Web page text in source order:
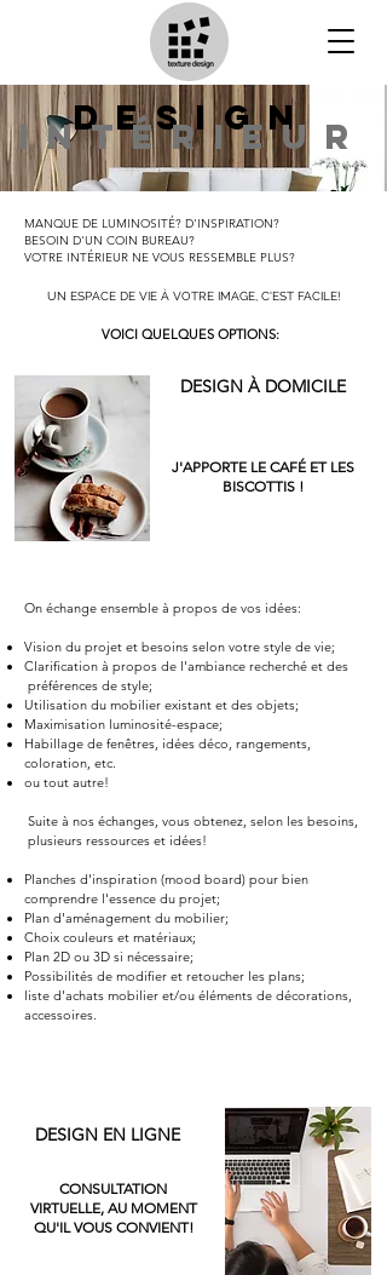
design
intérieur
MANQUE DE LUMINOSITÉ? D'INSPIRATION?
BESOIN D'UN COIN BUREAU?
VOTRE INTÉRIEUR NE VOUS RESSEMBLE PLUS?
UN ESPACE DE VIE À VOTRE IMAGE, C'EST FACILE!
DESIGN À DOMICILE
On échange ensemble à propos de vos idées:
Vision du projet et besoins selon votre style de vie;
Clarification à propos de l'ambiance recherché et des
préférences de style;
Utilisation du mobilier existant et des objets;
Maximisation luminosité-espace;
Habillage de fenêtres, idées déco, rangements,
coloration, etc.
ou tout autre!
Suite à nos échanges, vous obtenez, selon les besoins,
plusieurs ressources et idées!
Planches d'inspiration (mood board) pour bien
comprendre l'essence du projet;
Plan d'aménagement du mobilier;
Choix couleurs et matériaux;
Plan 2D ou 3D si nécessaire;
Possibilités de modifier et retoucher les plans;
liste d'achats mobilier et/ou éléments de décorations,
accessoires.​
VOICI QUELQUES OPTIONS:
DESIGN EN LIGNE
J'APPORTE LE CAFÉ ET LES
BISCOTTIS !
CONSULTATION
VIRTUELLE, AU MOMENT
QU'IL VOUS CONVIENT!